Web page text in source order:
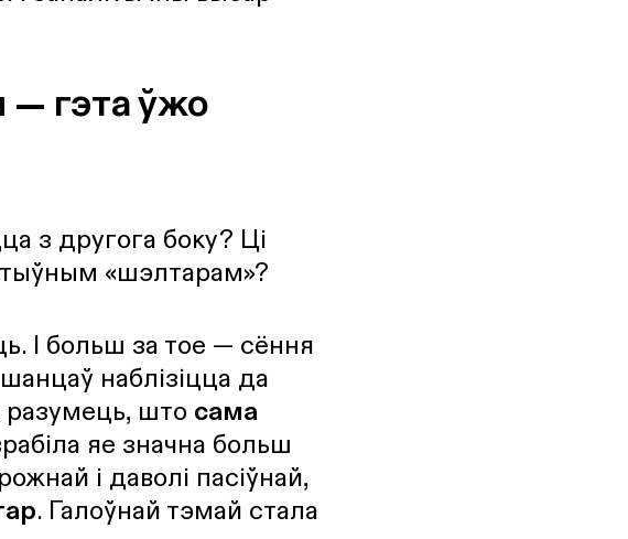
— гэта ўжо
з другога боку? Ці
«шэлтарам»?
І больш за тое — сёння
наблізіцца да
разумець, што сама
яе значна больш
і даволі пасіўнай,
. Галоўнай тэмай стала